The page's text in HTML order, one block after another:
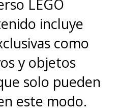
LEGO
incluye
como
y objetos
solo pueden
este modo.